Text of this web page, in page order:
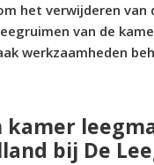
het verwijderen van
van de
werkzaamheden
kamer
bij De